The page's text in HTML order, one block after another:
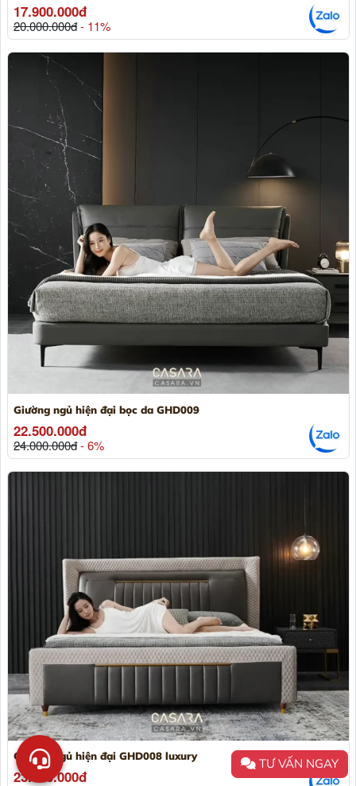
17.900.000đ
20.000.000đ- 11%
Giường ngủ hiện đại bọc da GHD009
22.500.000đ
24.000.000đ- 6%
Giường ngủ hiện đại GHD008 luxury
23.000.000đ
TƯ VẤN NGAY